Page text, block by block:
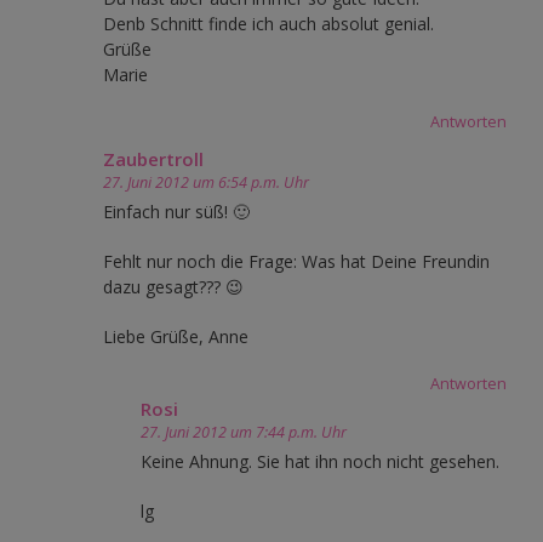
Denb Schnitt finde ich auch absolut genial.
Grüße
Marie
Antworten
Zaubertroll
27. Juni 2012 um 6:54 p.m. Uhr
Einfach nur süß! 🙂
Fehlt nur noch die Frage: Was hat Deine Freundin
dazu gesagt??? 😉
Liebe Grüße, Anne
Antworten
Rosi
27. Juni 2012 um 7:44 p.m. Uhr
Keine Ahnung. Sie hat ihn noch nicht gesehen.
lg